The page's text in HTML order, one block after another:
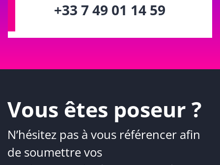
+33 7 49 01 14 59
Vous êtes poseur ?
N’hésitez pas à vous référencer afin
de soumettre vos